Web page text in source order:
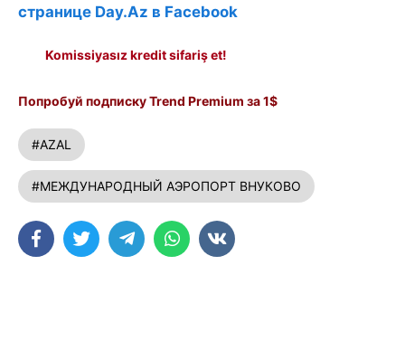
странице Day.Az в Facebook
Komissiyasız kredit sifariş et!
Попробуй подписку Trend Premium за 1$
#AZAL
#МЕЖДУНАРОДНЫЙ АЭРОПОРТ ВНУКОВО